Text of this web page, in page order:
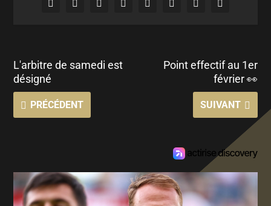
L'arbitre de samedi est
désigné
PRÉCÉDENT
Point effectif au 1er
février 👀
SUIVANT